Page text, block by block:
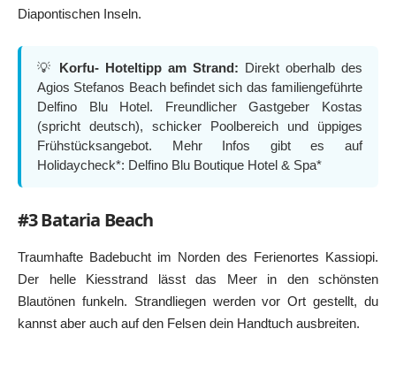
Diapontischen Inseln.
💡 Korfu- Hoteltipp am Strand: Direkt oberhalb des
Agios Stefanos Beach befindet sich das familiengeführte
Delfino Blu Hotel. Freundlicher Gastgeber Kostas
(spricht deutsch), schicker Poolbereich und üppiges
Frühstücksangebot. Mehr Infos gibt es auf
Holidaycheck*: Delfino Blu Boutique Hotel & Spa*
#3 Bataria Beach
Traumhafte Badebucht im Norden des Ferienortes Kassiopi.
Der helle Kiesstrand lässt das Meer in den schönsten
Blautönen funkeln. Strandliegen werden vor Ort gestellt, du
kannst aber auch auf den Felsen dein Handtuch ausbreiten.